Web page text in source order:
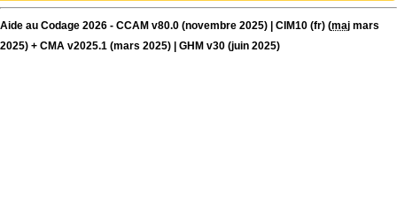
Aide au Codage 2026 - CCAM v80.0 (novembre 2025) | CIM10 (fr) (maj mars
2025) + CMA v2025.1 (mars 2025) | GHM v30 (juin 2025)